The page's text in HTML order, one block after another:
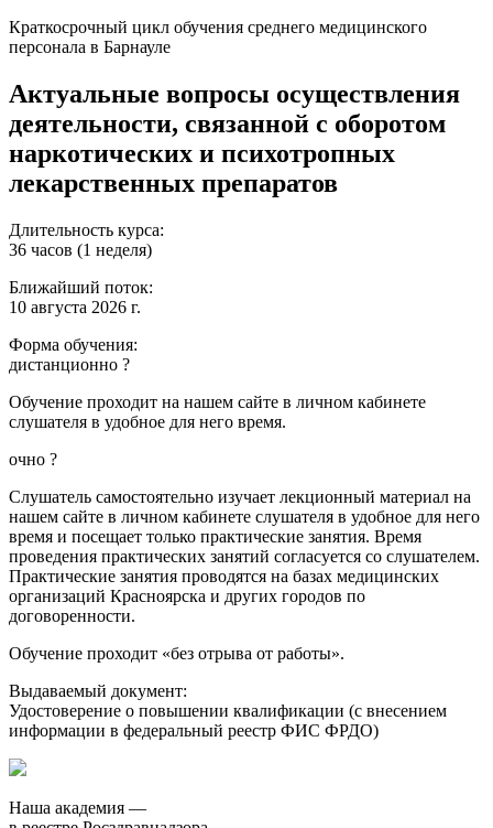
Краткосрочный цикл обучения среднего медицинского
персонала в Барнауле
Актуальные вопросы осуществления
деятельности, связанной с оборотом
наркотических и психотропных
лекарственных препаратов
Длительность курса:
36 часов (1 неделя)
Ближайший поток:
10 августа 2026 г.
Форма обучения:
дистанционно ?
Обучение проходит на нашем сайте в личном кабинете
слушателя в удобное для него время.
очно ?
Слушатель самостоятельно изучает лекционный материал на
нашем сайте в личном кабинете слушателя в удобное для него
время и посещает только практические занятия. Время
проведения практических занятий согласуется со слушателем.
Практические занятия проводятся на базах медицинских
организаций Красноярска и других городов по
договоренности.
Обучение проходит «без отрыва от работы».
Выдаваемый документ:
Удостоверение о повышении квалификации (с внесением
информации в федеральный реестр ФИС ФРДО)
Наша академия —